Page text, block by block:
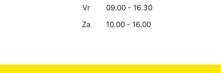
Vr
09.00 - 16.30
Za
10.00 - 16.00